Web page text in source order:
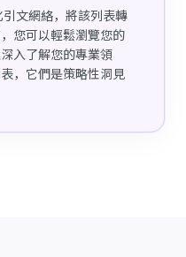
文網絡，將該列表轉
您可以輕鬆瀏覽您的
入了解您的專業領
，它們是策略性洞見